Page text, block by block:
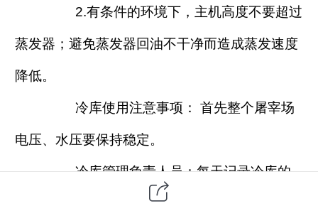
2.有条件的环境下，主机高度不要超过
蒸发器；避免蒸发器回油不干净而造成蒸发速度
降低。
冷库使用注意事项： 首先整个屠宰场
电压、水压要保持稳定。
冷库管理负责人员：每天记录冷库的
运行压力和温度变化以及压缩机运行状况。